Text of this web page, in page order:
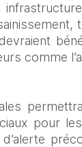
comme
pour